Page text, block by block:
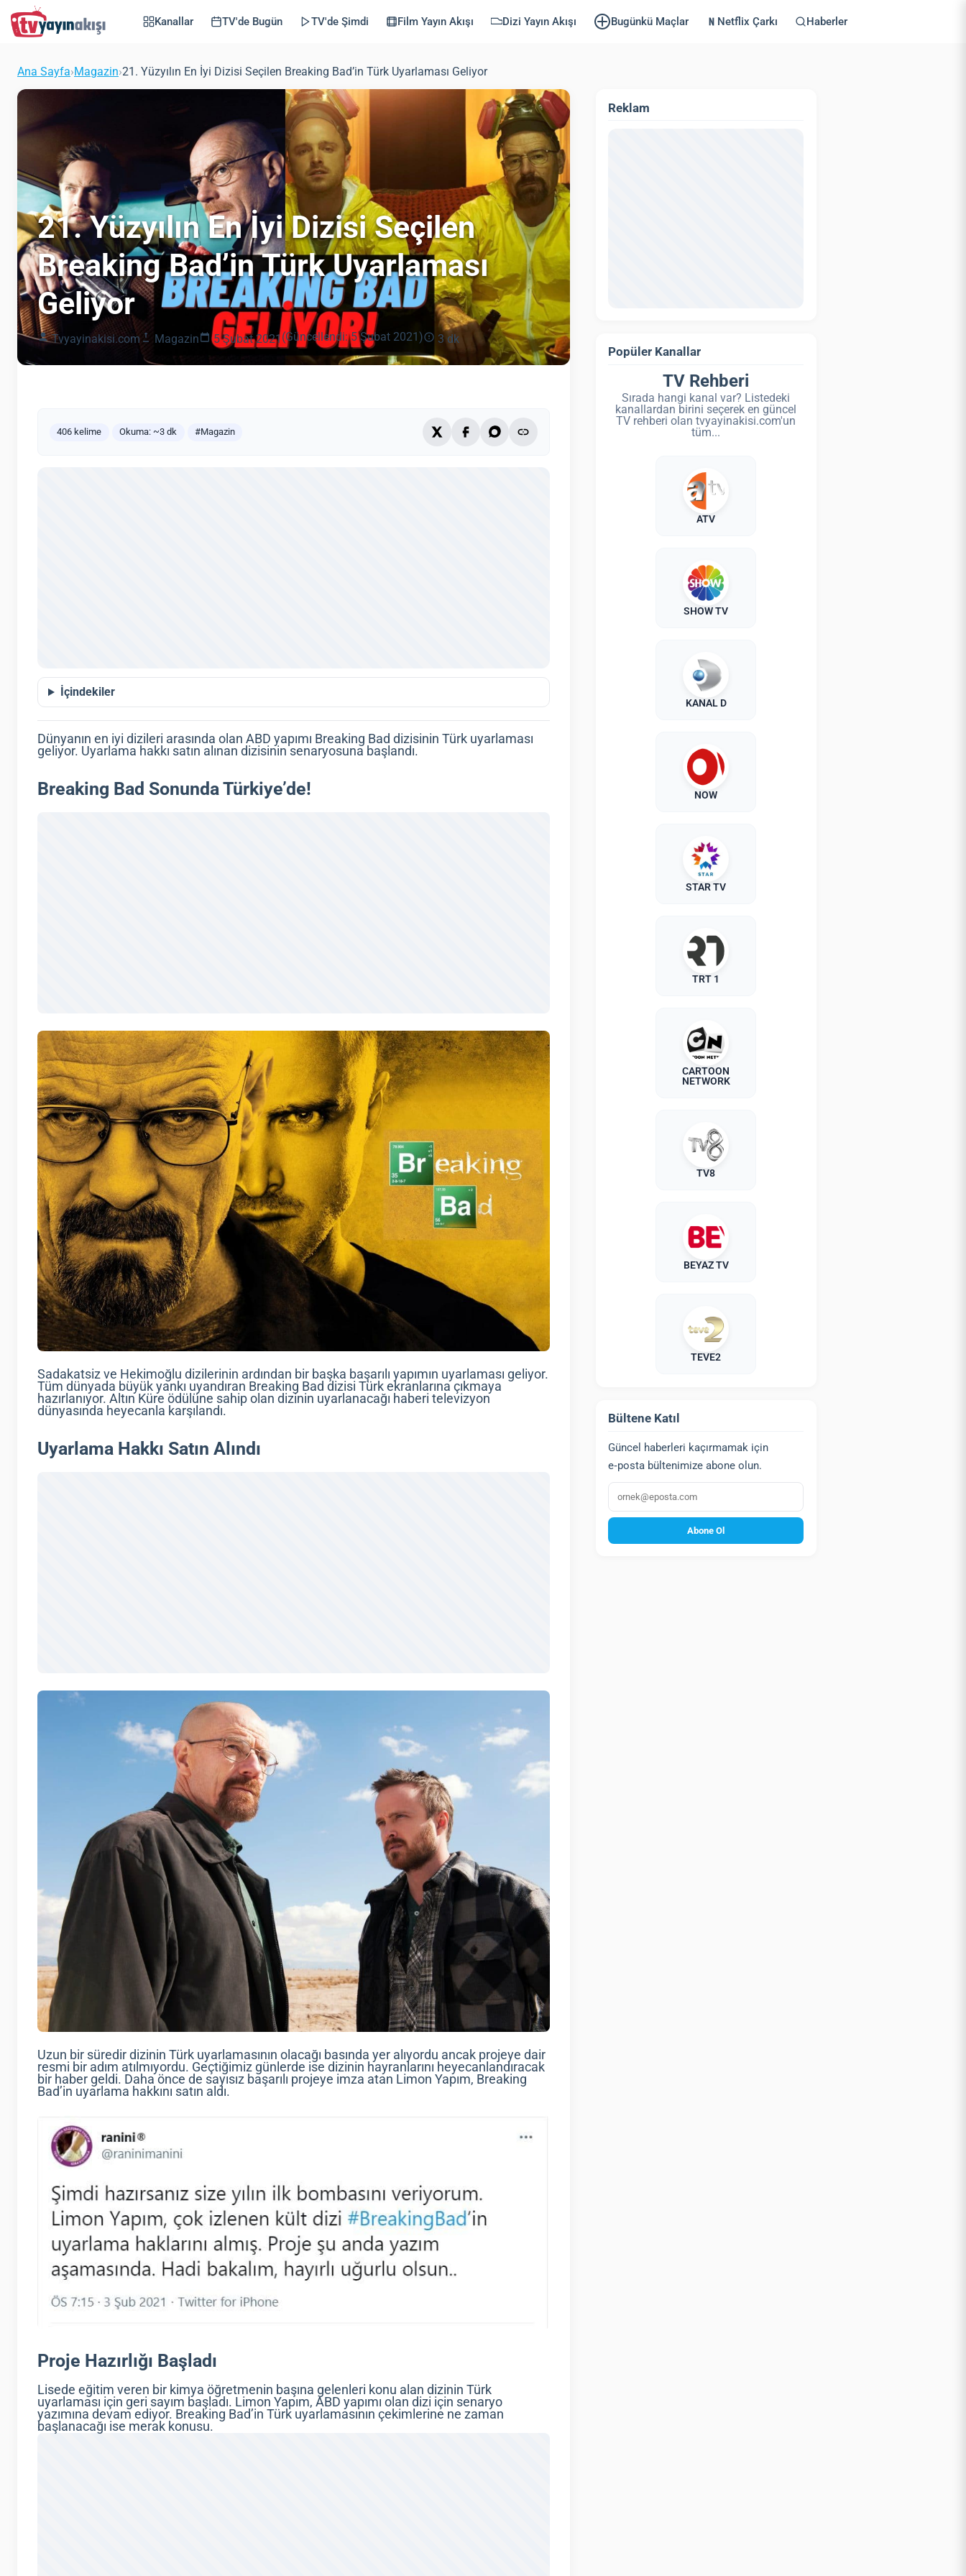
Kanallar TV'de Bugün TV'de Şimdi Film Yayın Akışı Dizi Yayın Akışı Bugünkü Maçlar Netflix Çarkı Haberler
Ana Sayfa›Magazin›21. Yüzyılın En İyi Dizisi Seçilen Breaking Bad’in Türk Uyarlaması Geliyor
21. Yüzyılın En İyi Dizisi Seçilen
Breaking Bad’in Türk Uyarlaması
Geliyor
Tvyayinakisi.com Magazin 5 Şubat 2021(Güncellendi: 5 Şubat 2021) 3 dk
406 kelime Okuma: ~3 dk #Magazin
İçindekiler
Dünyanın en iyi dizileri arasında olan ABD yapımı Breaking Bad dizisinin Türk uyarlaması
geliyor. Uyarlama hakkı satın alınan dizisinin senaryosuna başlandı.
Breaking Bad Sonunda Türkiye’de!
Sadakatsiz ve Hekimoğlu dizilerinin ardından bir başka başarılı yapımın uyarlaması geliyor.
Tüm dünyada büyük yankı uyandıran Breaking Bad dizisi Türk ekranlarına çıkmaya
hazırlanıyor. Altın Küre ödülüne sahip olan dizinin uyarlanacağı haberi televizyon
dünyasında heyecanla karşılandı.
Uyarlama Hakkı Satın Alındı
Uzun bir süredir dizinin Türk uyarlamasının olacağı basında yer alıyordu ancak projeye dair
resmi bir adım atılmıyordu. Geçtiğimiz günlerde ise dizinin hayranlarını heyecanlandıracak
bir haber geldi. Daha önce de sayısız başarılı projeye imza atan Limon Yapım, Breaking
Bad’in uyarlama hakkını satın aldı.
Proje Hazırlığı Başladı
Lisede eğitim veren bir kimya öğretmenin başına gelenleri konu alan dizinin Türk
uyarlaması için geri sayım başladı. Limon Yapım, ABD yapımı olan dizi için senaryo
yazımına devam ediyor. Breaking Bad’in Türk uyarlamasının çekimlerine ne zaman
başlanacağı ise merak konusu.
Reklam
Popüler Kanallar
TV Rehberi
Sırada hangi kanal var? Listedeki
kanallardan birini seçerek en güncel
TV rehberi olan tvyayinakisi.com'un
tüm...
ATV
SHOW TV
KANAL D
NOW
STAR TV
TRT 1
CARTOON
NETWORK
TV8
BEYAZ TV
TEVE2
Bültene Katıl
Güncel haberleri kaçırmamak için
e‑posta bültenimize abone olun.
E‑posta
Abone Ol